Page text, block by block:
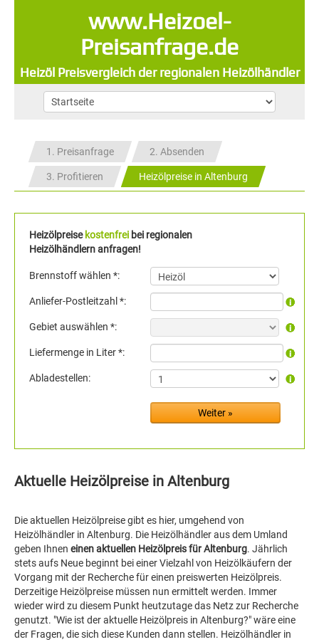
www.Heizoel-
Preisanfrage.de
Heizöl Preisvergleich der regionalen Heizölhändler
1. Preisanfrage 2. Absenden
3. Profitieren Heizölpreise in Altenburg
Heizölpreise kostenfrei bei regionalen
Heizölhändlern anfragen!
Brennstoff wählen *:
Anliefer-Postleitzahl *:
Gebiet auswählen *:
Liefermenge in Liter *:
Abladestellen:
Aktuelle Heizölpreise in Altenburg
Die aktuellen Heizölpreise gibt es hier, umgehend von
Heizölhändler in Altenburg. Die Heizölhändler aus dem Umland
geben Ihnen einen aktuellen Heizölpreis für Altenburg. Jährlich
stets aufs Neue beginnt bei einer Vielzahl von Heizölkäufern der
Vorgang mit der Recherche für einen preiswerten Heizölpreis.
Derzeitige Heizölpreise müssen nun ermittelt werden. Immer
wieder wird zu diesem Punkt heutzutage das Netz zur Recherche
genutzt. "Wie ist der aktuelle Heizölpreis in Altenburg?" wäre eine
der Fragen, die sich diese Kunden dann stellen. Heizölhändler in